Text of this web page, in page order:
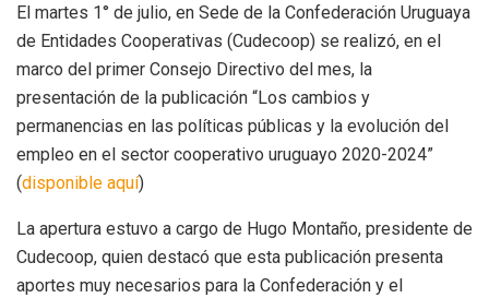
El martes 1° de julio, en Sede de la Confederación Uruguaya
de Entidades Cooperativas (Cudecoop) se realizó, en el
marco del primer Consejo Directivo del mes, la
presentación de la publicación “Los cambios y
permanencias en las políticas públicas y la evolución del
empleo en el sector cooperativo uruguayo 2020-2024”
(disponible aquí)
La apertura estuvo a cargo de Hugo Montaño, presidente de
Cudecoop, quien destacó que esta publicación presenta
aportes muy necesarios para la Confederación y el